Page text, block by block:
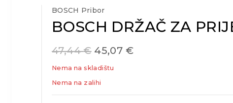
BOSCH Pribor
BOSCH DRŽAČ ZA
47,44€ 45,07 €
Nema na skladištu
Nema na zalihi